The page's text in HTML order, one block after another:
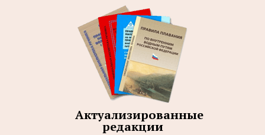
Актуализированные
редакции